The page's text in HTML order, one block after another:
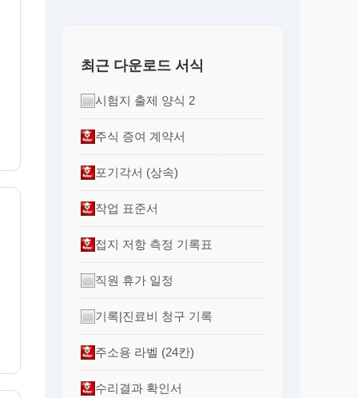
최근 다운로드 서식
시험지 출제 양식 2
주식 증여 계약서
포기각서 (상속)
작업 표준서
접지 저항 측정 기록표
직원 휴가 일정
기록|진료비 청구 기록
주소용 라벨 (24칸)
수리결과 확인서